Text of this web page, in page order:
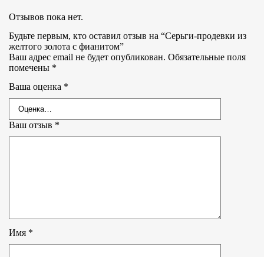
Отзывов пока нет.
Будьте первым, кто оставил отзыв на “Серьги-продевки из
желтого золота с фианитом”
Ваш адрес email не будет опубликован. Обязательные поля
помечены *
Ваша оценка *
Ваш отзыв *
Имя *